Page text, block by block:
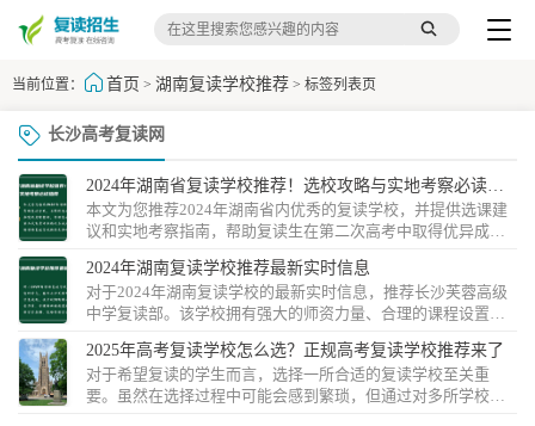
当前位置： 首页 > 湖南复读学校推荐 > 标签列表页
长沙高考复读网
2024年湖南省复读学校推荐！选校攻略与实地考察必读指
南
本文为您推荐2024年湖南省内优秀的复读学校，并提供选课建
议和实地考察指南，帮助复读生在第二次高考中取得优异成
察学校环...
2024年湖南复读学校推荐最新实时信息
对于2024年湖南复读学校的最新实时信息，推荐长沙芙蓉高级
中学复读部。该学校拥有强大的师资力量、合理的课程设置和
平，为...
2025年高考复读学校怎么选？正规高考复读学校推荐来了
对于希望复读的学生而言，选择一所合适的复读学校至关重
要。虽然在选择过程中可能会感到繁琐，但通过对多所学校的